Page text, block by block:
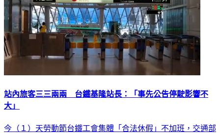
站內旅客三三兩兩 台鐵基隆站長：「事先公告停駛影響不
大」
今（１）天勞動節台鐵工會集體「合法休假」不加班，交通部